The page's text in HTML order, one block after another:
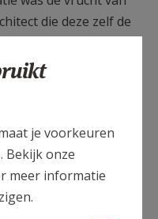
die deze zelf de
chrétiens".
geveld door
project wordt
zijn voormalige
en na diens
Alhoewel nog
je voorkeuren
Bekijk onze
meer informatie